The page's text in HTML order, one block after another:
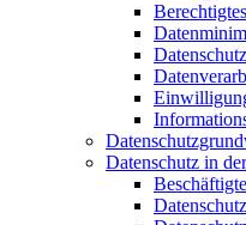
Datenschutz in